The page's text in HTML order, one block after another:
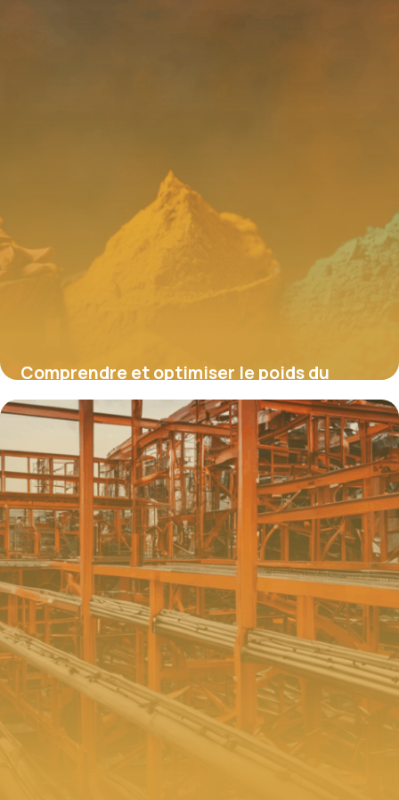
Comprendre et optimiser le poids du
cuivre : enjeux, calculs et applications